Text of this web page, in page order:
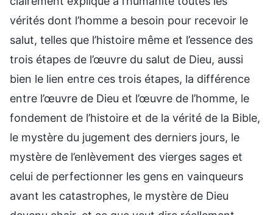
vérités dont l’homme a besoin pour recevoir le
salut, telles que l’histoire même et l’essence des
trois étapes de l’œuvre du salut de Dieu, aussi
bien le lien entre ces trois étapes, la différence
entre l’œuvre de Dieu et l’œuvre de l’homme, le
fondement de l’histoire et de la vérité de la Bible,
le mystère du jugement des derniers jours, le
mystère de l’enlèvement des vierges sages et
celui de perfectionner les gens en vainqueurs
avant les catastrophes, le mystère de Dieu